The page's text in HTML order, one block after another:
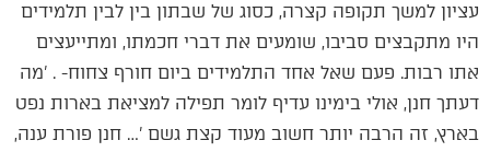
עציון למשך תקופה קצרה, כסוג של שבתון בין לבין תלמידים
היו מתקבצים סביבו, שומעים את דברי חכמתו, ומתייעצים
אתו רבות. פעם שאל אחד התלמידים ביום חורף צחוח- . 'מה
דעתך חנן, אולי בימינו עדיף לומר תפילה למציאת בארות נפט
בארץ, זה הרבה יותר חשוב מעוד קצת גשם '… חנן פורת ענה,